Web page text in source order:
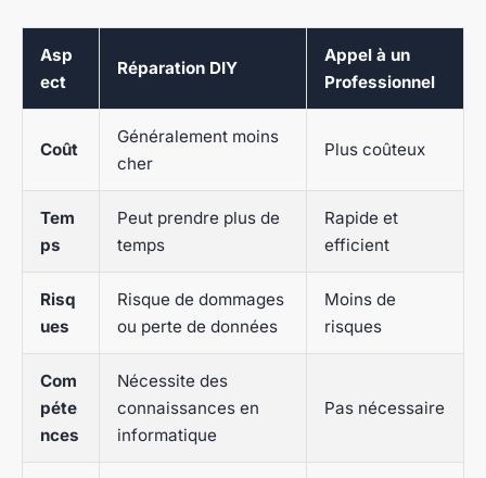
Asp
ect
Réparation DIY
Appel à un
Professionnel
Coût
Généralement moins
cher
Plus coûteux
Tem
ps
Peut prendre plus de
temps
Rapide et
efficient
Risq
ues
Risque de dommages
ou perte de données
Moins de
risques
Com
péte
nces
Nécessite des
connaissances en
informatique
Pas nécessaire